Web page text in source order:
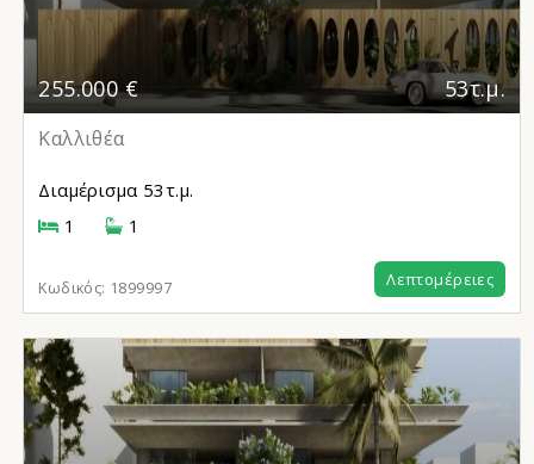
255.000 € 53τ.μ.
Καλλιθέα
Διαμέρισμα 53τ.μ.
1
1
Κωδικός: 1899997 Λεπτομέρειες